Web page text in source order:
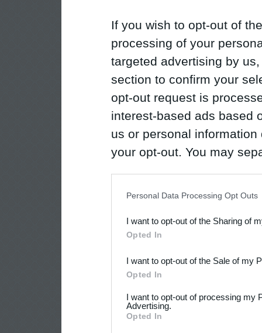
If you wish to opt-out of
processing of your
targeted advertising by
section to confirm your
opt-out request is
interest-based ads based
us or personal
your opt-out. You may
Downstream Participants
third parties.
Personal Data Processing Opt Outs
I want to opt-out of the Sharing of
Opted In
I want to opt-out of the Sale of my
Opted In
I want to opt-out of processing my
Advertising.
Opted In